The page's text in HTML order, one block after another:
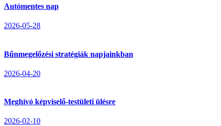
Autómentes nap
2026-05-28
Bűnmegelőzési stratégiák napjainkban
2026-04-20
Meghívó képviselő-testületi ülésre
2026-02-10